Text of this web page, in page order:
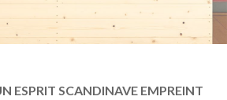
ESPRIT SCANDINAVE EMPREINT